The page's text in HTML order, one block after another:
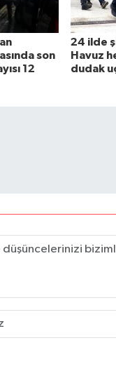
son
12
24 ilde
Havuz
dudak